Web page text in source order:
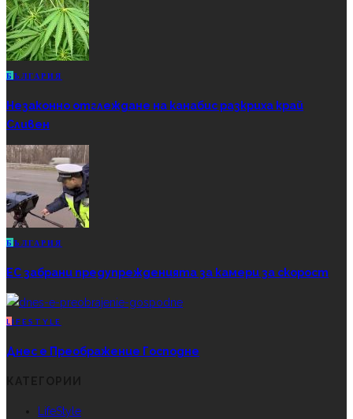
Б ЪЛГАРИЯ
Незаконно отглеждане на канабис разкриха край
Сливен
Б ЪЛГАРИЯ
ЕС забрани предупрежденията за камери за скорост
L IFESTYLE
Днес е Преображение Господне
LifeStyle